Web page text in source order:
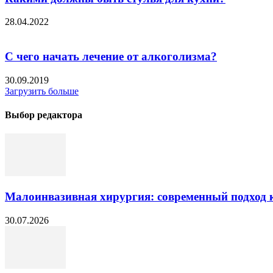
28.04.2022
С чего начать лечение от алкоголизма?
30.09.2019
Загрузить больше
Выбор редактора
Малоинвазивная хирургия: современный подход
30.07.2026